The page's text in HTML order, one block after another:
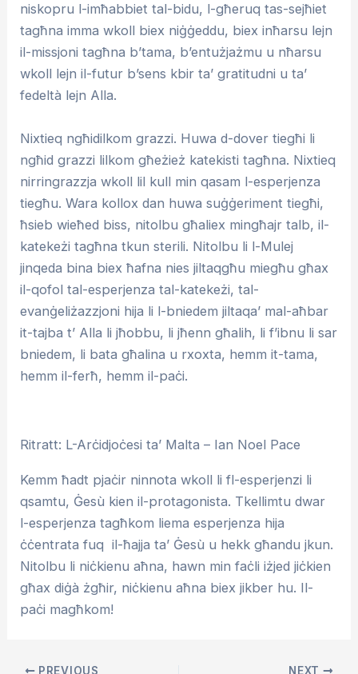
niskopru l-imħabbiet tal-bidu, l-għeruq tas-sejħiet
tagħna imma wkoll biex niġġeddu, biex inħarsu lejn
il-missjoni tagħna b’tama, b’entużjażmu u nħarsu
wkoll lejn il-futur b’sens kbir ta’ gratitudni u ta’
fedeltà lejn Alla.
Nixtieq ngħidilkom grazzi. Huwa d-dover tiegħi li
ngħid grazzi lilkom għeżież katekisti tagħna. Nixtieq
nirringrazzja wkoll lil kull min qasam l-esperjenza
tiegħu. Wara kollox dan huwa suġġeriment tiegħi,
ħsieb wieħed biss, nitolbu għaliex mingħajr talb, il-
katekeżi tagħna tkun sterili. Nitolbu li l-Mulej
jinqeda bina biex ħafna nies jiltaqgħu miegħu għax
il-qofol tal-esperjenza tal-katekeżi, tal-
evanġeliżazzjoni hija li l-bniedem jiltaqa’ mal-aħbar
it-tajba t’ Alla li jħobbu, li jħenn għalih, li f’ibnu li sar
bniedem, li bata għalina u rxoxta, hemm it-tama,
hemm il-ferħ, hemm il-paċi.
Ritratt: L-Arċidjoċesi ta’ Malta – Ian Noel Pace
Kemm ħadt pjaċir ninnota wkoll li fl-esperjenzi li
qsamtu, Ġesù kien il-protagonista. Tkellimtu dwar
l-esperjenza tagħkom liema esperjenza hija
ċċentrata fuq il-ħajja ta’ Ġesù u hekk għandu jkun.
Nitolbu li niċkienu aħna, hawn min faċli iżjed jiċkien
għax diġà żgħir, niċkienu aħna biex jikber hu. Il-
paċi magħkom!
PREVIOUS NEXT